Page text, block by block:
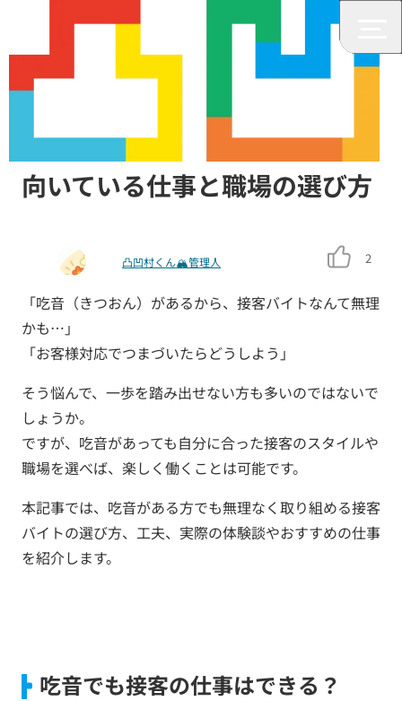
吃音でも接客バイトはできる？
向いている仕事と職場の選び方
凸凹村くん🏔管理人 2
「吃音（きつおん）があるから、接客バイトなんて無理
かも…」
「お客様対応でつまづいたらどうしよう」
そう悩んで、一歩を踏み出せない方も多いのではないで
しょうか。
ですが、吃音があっても自分に合った接客のスタイルや
職場を選べば、楽しく働くことは可能です。
本記事では、吃音がある方でも無理なく取り組める接客
バイトの選び方、工夫、実際の体験談やおすすめの仕事
を紹介します。
吃音でも接客の仕事はできる？